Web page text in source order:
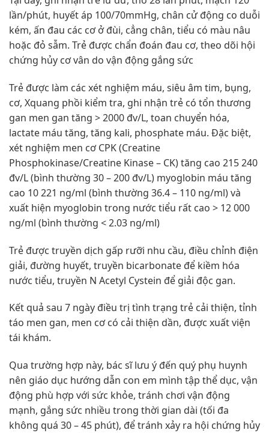
lần/phút, huyết áp 100/70mmHg, chân cử động co duỗi
kém, ấn đau các cơ ở đùi, cẳng chân, tiểu có màu nâu
hoặc đỏ sẫm. Trẻ được chẩn đoán đau cơ, theo dõi hội
chứng hủy cơ vân do vận động gắng sức
Trẻ được làm các xét nghiệm máu, siêu âm tim, bụng,
cơ, Xquang phồi kiểm tra, ghi nhận trẻ có tổn thương
gan men gan tăng > 2000 đv/L, toan chuyển hóa,
lactate máu tăng, tăng kali, phosphate máu. Đặc biệt,
xét nghiệm men cơ CPK (Creatine
Phosphokinase/Creatine Kinase – CK) tăng cao 215 240
đv/L (bình thường 30 – 200 đv/L) myoglobin máu tăng
cao 10 221 ng/ml (bình thường 36.4 – 110 ng/ml) và
xuất hiện myoglobin trong nước tiểu rất cao > 12 000
ng/ml (bình thường < 2.03 ng/ml)
Trẻ được truyền dịch gấp rưỡi nhu cầu, điều chỉnh điện
giải, đường huyết, truyền bicarbonate để kiềm hóa
nước tiểu, truyền N Acetyl Cystein để giải độc gan.
Kết quả sau 7 ngày điều trị tình trạng trẻ cải thiện, tỉnh
táo men gan, men cơ có cải thiện dần, được xuất viện
tái khám.
Qua trường hợp này, bác sĩ lưu ý đến quý phụ huynh
nên giáo dục hướng dẫn con em mình tập thể dục, vận
động phù hợp với sức khỏe, tránh chơi vận động
mạnh, gắng sức nhiều trong thời gian dài (tối đa
không quá 30 – 45 phút), để tránh xảy ra hội chứng hủy